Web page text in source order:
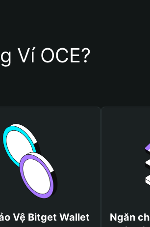
Ví OCE?
Vệ Bitget Wallet
Ngăn